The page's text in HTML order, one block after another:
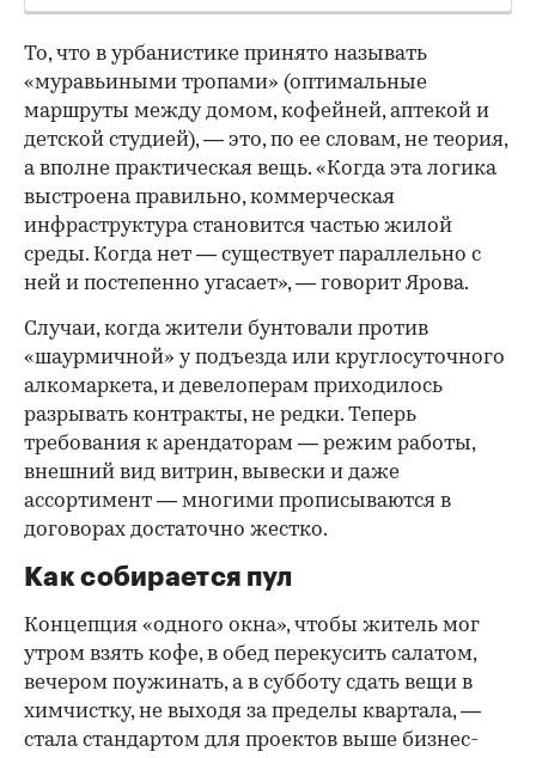
То, что в урбанистике принято называть
«муравьиными тропами» (оптимальные
маршруты между домом, кофейней, аптекой и
детской студией), — это, по ее словам, не теория,
а вполне практическая вещь. «Когда эта логика
выстроена правильно, коммерческая
инфраструктура становится частью жилой
среды. Когда нет — существует параллельно с
ней и постепенно угасает», — говорит Ярова.
Случаи, когда жители бунтовали против
«шаурмичной» у подъезда или круглосуточного
алкомаркета, и девелоперам приходилось
разрывать контракты, не редки. Теперь
требования к арендаторам — режим работы,
внешний вид витрин, вывески и даже
ассортимент — многими прописываются в
договорах достаточно жестко.
Как собирается пул
Концепция «одного окна», чтобы житель мог
утром взять кофе, в обед перекусить салатом,
вечером поужинать, а в субботу сдать вещи в
химчистку, не выходя за пределы квартала, —
стала стандартом для проектов выше бизнес-